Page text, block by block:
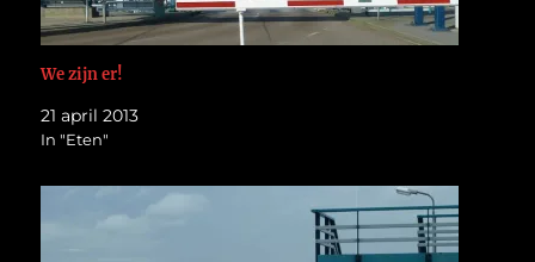
We zijn er!
21 april 2013
In "Eten"